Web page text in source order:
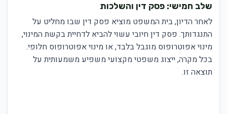
שלב חמישי: פסק דין והשלכות
לאחר הדיון, בית המשפט מוציא פסק דין שבו מחליט על
התנגדותך. פסק דין חיובי עשוי להביא לדחיית בקשת המינוי,
מינוי אפוטרופוס מוגבל בלבד, או מינוי אפוטרופוס חלופי.
בכל מקרה, ייצוג משפטי מקצועי משפיע משמעותית על
תוצאה זו.